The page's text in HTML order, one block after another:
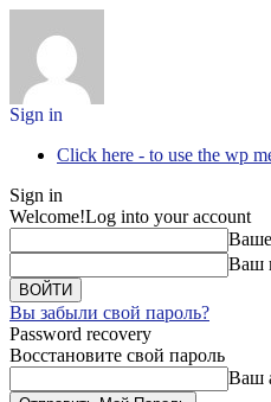
Sign in
Click here - to use the wp
Sign in
Welcome!Log into your account
Ваше
Ваш
Вы забыли свой пароль?
Password recovery
Восстановите свой пароль
Ваш